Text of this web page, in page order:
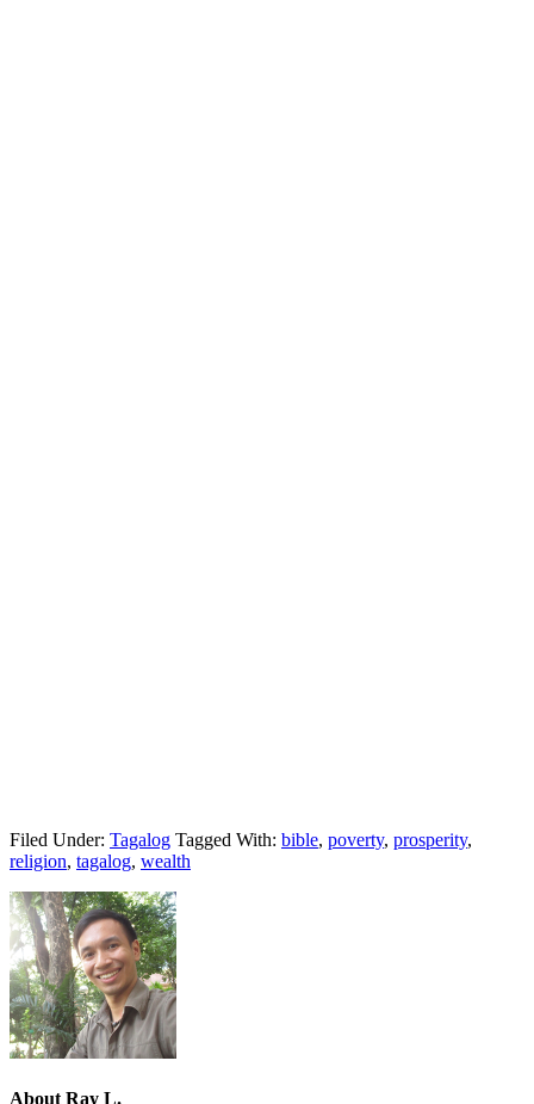
Filed Under: Tagalog Tagged With: bible, poverty, prosperity,
religion, tagalog, wealth
About Ray L.